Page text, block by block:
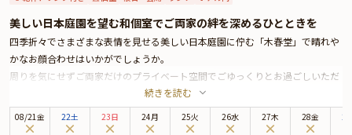
美しい日本庭園を望む和個室でご両家の絆を深めるひとときを
四季折々でさまざまな表情を見せる美しい日本庭園に佇む「木春堂」で晴れや
かなお顔合わせはいかがでしょうか。
周りを気にせずご両家だけのプライベート空間でごゆっくりとお過ごしいただ
けるよう昭和モダンの落ち着いた雰囲気の個室へご案内いたします。4名～最
大10名様までご着席可能です。
お食事は、厳選した季節の食材を富士山溶岩石で焼き上げる「木春堂」名物の
続きを読む
08/21金 22土 23日 24月 25火 26水 27木 28金